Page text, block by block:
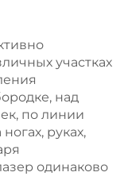
участках
над
по линии
руках,
одинаково